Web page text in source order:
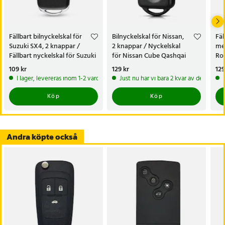
- Material: Plast och koppar
- Mått: 8,1 x 3,7 x 1,4 cm
- Nettovikt: 21 g
- Observera: Endast skal ingår, utan kretskort, batteri och chip
Artikelnummer
Fällbart bilnyckelskal för
Suzuki SX4, 2 knappar /
Fällbart nyckelskal för Suzuki
SX4
Pris:109 kr
109 kr
I lager, levereras inom 1-2 vardagar
Köp
Bilnyckelskal för Nissan,
2 knappar / Nyckelskal
för Nissan Cube Qashqai
Juke Navara X-Trail
Pris:129 kr
129 kr
Just nu har vi bara 2 kvar av denna
Köp
Andra köpte också